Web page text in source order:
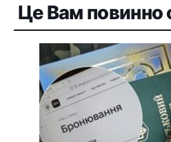
Це Вам повинно